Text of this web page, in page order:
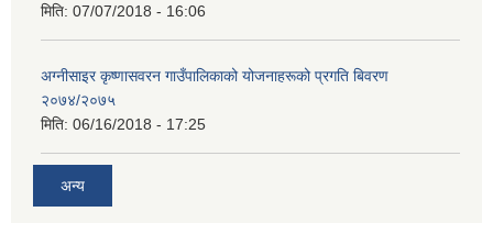
मिति: 07/07/2018 - 16:06
अग्नीसाइर कृष्णासवरन गाउँपालिकाको योजनाहरूको प्रगति बिवरण
२०७४/२०७५
मिति: 06/16/2018 - 17:25
अन्य